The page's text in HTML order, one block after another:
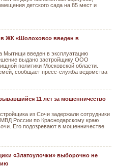
детского сада на 85 мест и
ЖК «Шолохово» введен в
Мытищи введен в эксплуатацию
выдано застройщику ООО
политики Московской области.
сообщает пресс-служба ведомства
11 лет за мошенничество
из Сочи задержали сотрудники
России по Краснодарскому краю
Его подозревают в мошенничестве
«Златоулочки» выборочно не